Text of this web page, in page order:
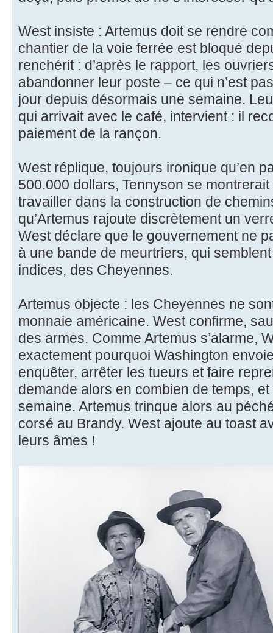
West insiste : Artemus doit se rendre
chantier de la voie ferrée est bloqué
renchérit : d’après le rapport, les
abandonner leur poste – ce qui n’est
jour depuis désormais une semaine.
qui arrivait avec le café, intervient : il
paiement de la rançon.
West réplique, toujours ironique qu’en
500.000 dollars, Tennyson se
travailler dans la construction de
qu’Artemus rajoute discrètement un
West déclare que le gouvernement ne
à une bande de meurtriers, qui
indices, des Cheyennes.
Artemus objecte : les Cheyennes ne
monnaie américaine. West confirme,
des armes. Comme Artemus s’alarme,
exactement pourquoi Washington
enquêter, arrêter les tueurs et faire
demande alors en combien de temps,
semaine. Artemus trinque alors au
corsé au Brandy. West ajoute au toast
leurs âmes !